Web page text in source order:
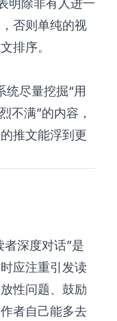
否则单纯的视
排序。
尽量挖掘“用
不满”的内容，
推文能浮到更
者深度对话”是
应注重引发读
性问题、鼓励
者自己能多去